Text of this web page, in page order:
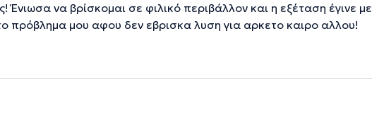
Ένιωσα να βρίσκομαι σε φιλικό περιβάλλον και η εξέταση έγινε με
πρόβλημα μου αφου δεν εβρισκα λυση για αρκετο καιρο αλλου!